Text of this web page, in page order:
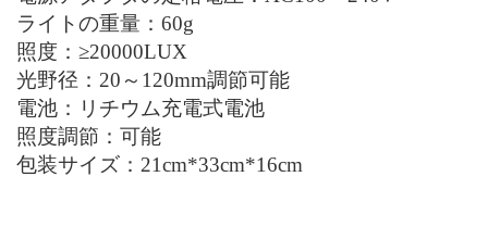
ライトの重量： 60g
照度： ≥20000LUX
光野径： 20 ～ 120mm調節可能
電池： リチウム充電式電池
照度調節：可能
包装サイズ： 21cm*33cm*16cm